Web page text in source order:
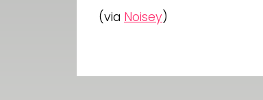
(via Noisey)